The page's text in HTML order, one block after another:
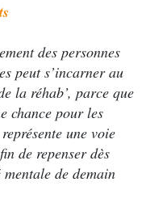
des personnes
peut s’incarner au
la réhab’, parce que
chance pour les
une voie
de repenser dès
de demain